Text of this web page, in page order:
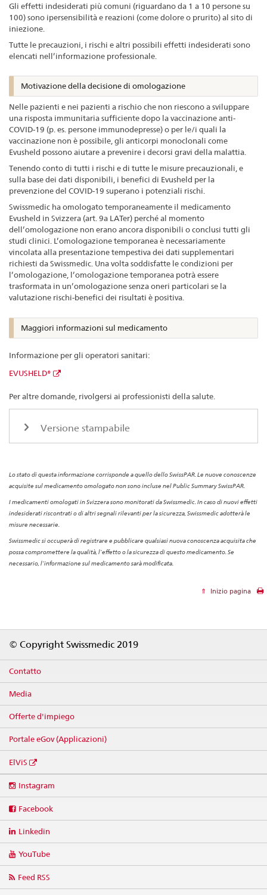
Gli effetti indesiderati più comuni (riguardano da 1 a 10 persone su
100) sono ipersensibilità e reazioni (come dolore o prurito) al sito di
iniezione.
Tutte le precauzioni, i rischi e altri possibili effetti indesiderati sono
elencati nell’informazione professionale.
Motivazione della decisione di omologazione
Nelle pazienti e nei pazienti a rischio che non riescono a sviluppare
una risposta immunitaria sufficiente dopo la vaccinazione anti-
COVID-19 (p. es. persone immunodepresse) o per le/i quali la
vaccinazione non è possibile, gli anticorpi monoclonali come
Evusheld possono aiutare a prevenire i decorsi gravi della malattia.
Tenendo conto di tutti i rischi e di tutte le misure precauzionali, e
sulla base dei dati disponibili, i benefici di Evusheld per la
prevenzione del COVID-19 superano i potenziali rischi.
Swissmedic ha omologato temporaneamente il medicamento
Evusheld in Svizzera (art. 9a LATer) perché al momento
dell’omologazione non erano ancora disponibili o conclusi tutti gli
studi clinici. L’omologazione temporanea è necessariamente
vincolata alla presentazione tempestiva dei dati supplementari
richiesti da Swissmedic. Una volta soddisfatte le condizioni per
l’omologazione, l’omologazione temporanea potrà essere
trasformata in un’omologazione senza oneri particolari se la
valutazione rischi-benefici dei risultati è positiva.
Maggiori informazioni sul medicamento
Informazione per gli operatori sanitari:
EVUSHELD®
Per altre domande, rivolgersi ai professionisti della salute.
Versione stampabile
Lo stato di questa informazione corrisponde a quello dello SwissPAR. Le nuove conoscenze
acquisite sul medicamento omologato non sono incluse nel Public Summary SwissPAR.
I medicamenti omologati in Svizzera sono monitorati da Swissmedic. In caso di nuovi effetti
indesiderati riscontrati o di altri segnali rilevanti per la sicurezza, Swissmedic adotterà le
misure necessarie.
Swissmedic si occuperà di registrare e pubblicare qualsiasi nuova conoscenza acquisita che
possa compromettere la qualità, l’effetto o la sicurezza di questo medicamento. Se
necessario, l’informazione sul medicamento sarà modificata.
Inizio pagina
© Copyright Swissmedic 2019
Contatto
Media
Offerte d'impiego
Portale eGov (Applicazioni)
ElViS
media
Instagram
Facebook
Linkedin
YouTube
Feed RSS